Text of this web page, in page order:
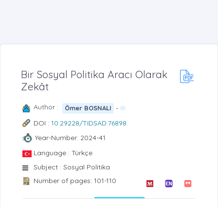
Bir Sosyal Politika Aracı Olarak
Zekât
Author : Ömer BOSNALI
-
DOI : 10.29228/TIDSAD.76898
Year-Number: 2024-41
Language : Türkçe
Subject : Sosyal Politika
Number of pages: 101-110